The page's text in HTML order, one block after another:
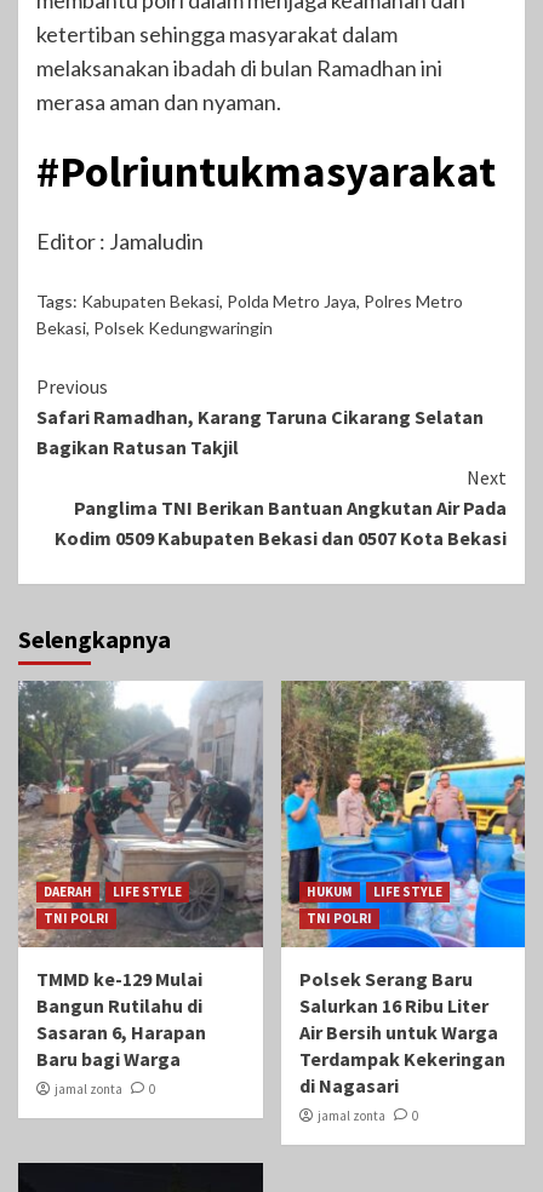
ketertiban sehingga masyarakat dalam
melaksanakan ibadah di bulan Ramadhan ini
merasa aman dan nyaman.
#Polriuntukmasyarakat
Editor : Jamaludin
Tags: Kabupaten Bekasi, Polda Metro Jaya, Polres Metro
Bekasi, Polsek Kedungwaringin
Continue
Reading
Previous
Safari Ramadhan, Karang Taruna Cikarang Selatan
Bagikan Ratusan Takjil
Next
Panglima TNI Berikan Bantuan Angkutan Air Pada
Kodim 0509 Kabupaten Bekasi dan 0507 Kota Bekasi
Selengkapnya
DAERAH
LIFE STYLE
TNI POLRI
TMMD ke-129 Mulai
Bangun Rutilahu di
Sasaran 6, Harapan
Baru bagi Warga
jamal zonta 0
HUKUM
LIFE STYLE
TNI POLRI
Polsek Serang Baru
Salurkan 16 Ribu Liter
Air Bersih untuk Warga
Terdampak Kekeringan
di Nagasari
jamal zonta 0